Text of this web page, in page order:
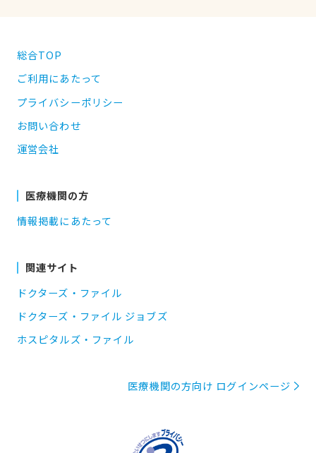
総合TOP
ご利用にあたって
プライバシーポリシー
お問い合わせ
運営会社
医療機関の方
情報掲載にあたって
関連サイト
ドクターズ・ファイル
ドクターズ・ファイル ジョブズ
ホスピタルズ・ファイル
医療機関の方向け ログインページ